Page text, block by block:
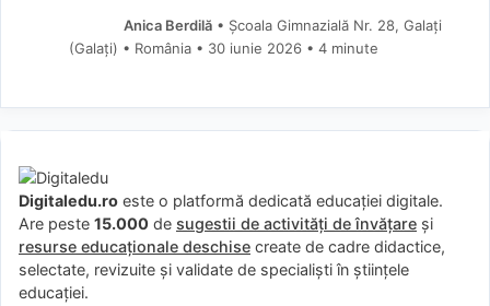
Anica Berdilă• Școala Gimnazială Nr. 28, Galați
(Galaţi) • România
30 iunie 2026 • 4 minute
Digitaledu.ro este o platformă dedicată educației digitale.
Are peste 15.000 de sugestii de activități de învățare și
resurse educaționale deschise create de cadre didactice,
selectate, revizuite și validate de specialiști în științele
educației.